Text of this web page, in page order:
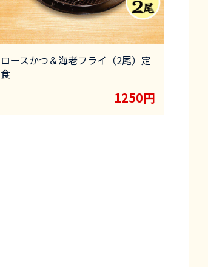
ロースかつ＆海老フライ（2尾）定
食
1250円